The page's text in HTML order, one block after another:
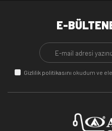
E-
Gizlilik politikasını okudum ve